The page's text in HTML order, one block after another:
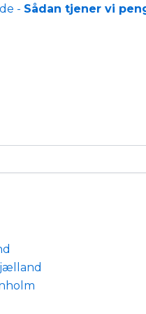
- Sådan tjener vi